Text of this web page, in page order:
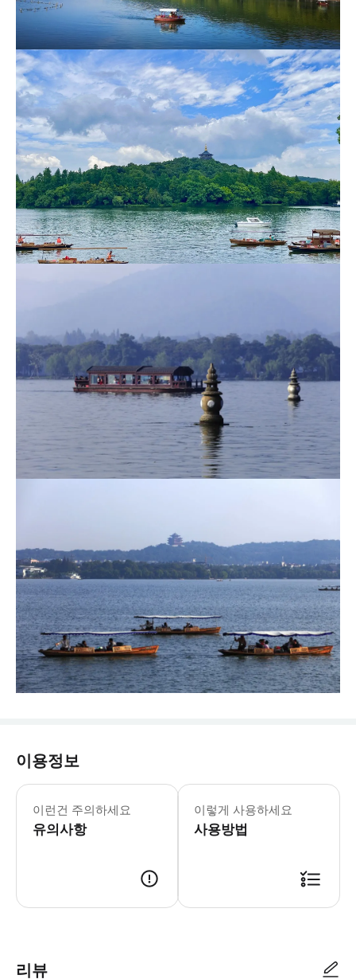
이용정보
이런건 주의하세요
유의사항
이렇게 사용하세요
사용방법
리뷰